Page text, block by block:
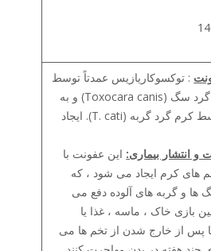
: توكسوكاریازیس عمدتاً توسط
لارو کرم گرد سگ (Toxocara canis) و به
ندرت توسط کرم گرد گربه (T. cati). ایجاد
و انتشار بیماری: این عفونت با
های کرم ایجاد می شود ، که
و گربه های آلوده دفع می
بازی خاک ، ماسه ، غذا یا
پس از خارج شدن از تخم ها می